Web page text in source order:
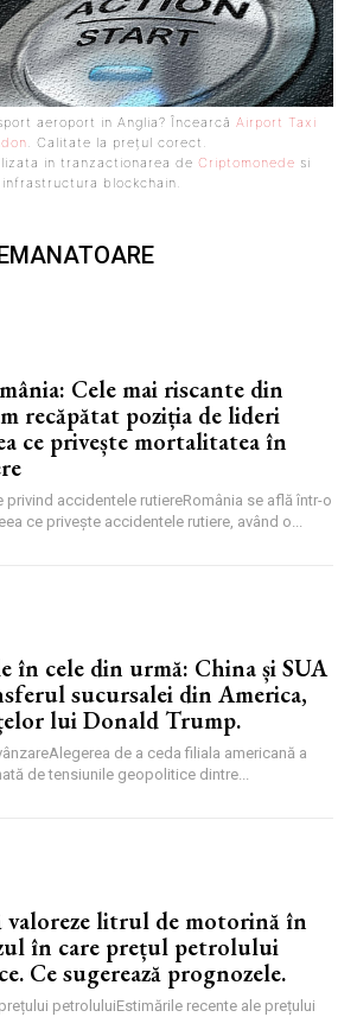
aeroport in Anglia? Încearcă Airport Taxi
. Calitate la prețul corect.
in tranzactionarea de Criptomonede si
infrastructura blockchain.
Cele mai riscante din
recăpătat poziția de lideri
ce privește mortalitatea în
accidentele rutiereRomânia se află într-o
ce privește accidentele rutiere, având o...
în cele din urmă: China și SUA
sucursalei din America,
lui Donald Trump.
de a ceda filiala americană a
de tensiunile geopolitice dintre...
valoreze litrul de motorină în
în care prețul petrolului
Ce sugerează prognozele.
petroluluiEstimările recente ale prețului